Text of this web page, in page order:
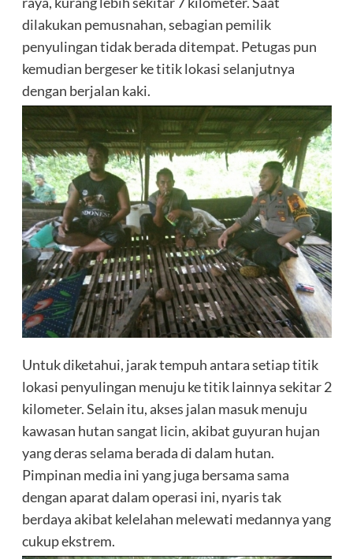
dilakukan pemusnahan, sebagian pemilik
penyulingan tidak berada ditempat. Petugas pun
kemudian bergeser ke titik lokasi selanjutnya
dengan berjalan kaki.
Untuk diketahui, jarak tempuh antara setiap titik
lokasi penyulingan menuju ke titik lainnya sekitar 2
kilometer. Selain itu, akses jalan masuk menuju
kawasan hutan sangat licin, akibat guyuran hujan
yang deras selama berada di dalam hutan.
Pimpinan media ini yang juga bersama sama
dengan aparat dalam operasi ini, nyaris tak
berdaya akibat kelelahan melewati medannya yang
cukup ekstrem.